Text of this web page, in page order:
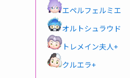
エペルフェルミエ
オルトシュラウド
トレメイン夫人+
クルエラ+